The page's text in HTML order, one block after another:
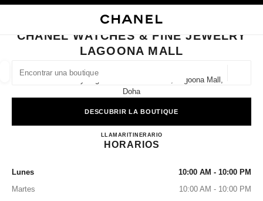
BUSCAR UNA BOUTIQUE
las sugerencias se muestran debajo de esta barra de búsqueda
0 Sugerencias disponibles
CERRAR TARJETA DE BOUTIQUE CHANEL WATCHES & FINE JEWELRY
CHANEL WATCHES & FINE JEWELRY
LAGOONA MALL
66 West Bay Lagoon Street First Floor, Lagoona Mall,
Doha
DESCUBRIR LA BOUTIQUE
LLAMAR44441932ITINERARIOCHANEL WATCHES &
HORARIOS
Lunes
10:00 AM - 10:00 PM
Martes
10:00 AM - 10:00 PM
filtros
resultado de los filtros por: